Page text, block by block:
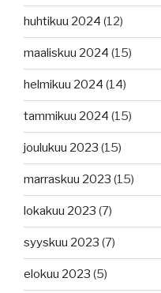
huhtikuu 2024 (12)
maaliskuu 2024 (15)
helmikuu 2024 (14)
tammikuu 2024 (15)
joulukuu 2023 (15)
marraskuu 2023 (15)
lokakuu 2023 (7)
syyskuu 2023 (7)
elokuu 2023 (5)